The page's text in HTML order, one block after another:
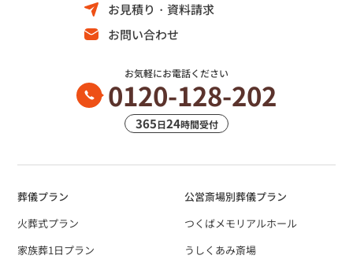
お見積り・資料請求
お問い合わせ
お気軽にお電話ください
0120-128-202
365日24時間受付
葬儀プラン
火葬式プラン
家族葬1日プラン
公営斎場別葬儀プラン
つくばメモリアルホール
うしくあみ斎場